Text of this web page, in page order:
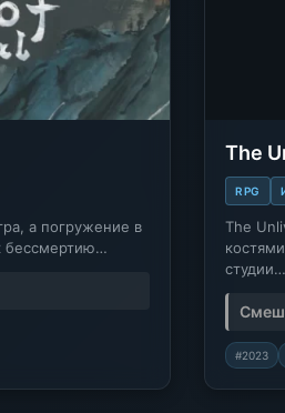
а погружение в
бессмертию…
The
RPG
The
студии…
#2023